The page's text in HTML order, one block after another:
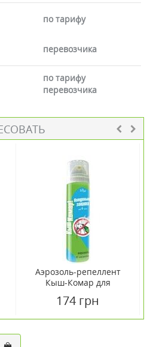
по тарифу
перевозчика
по тарифу
перевозчика
Аэрозоль-репеллент
Кыш-Комар для
60 г
174 грн